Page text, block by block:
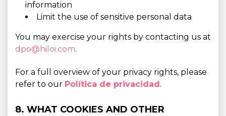
information
Limit the use of sensitive personal data
You may exercise your rights by contacting us at
dpo@hiloi.com.
For a full overview of your privacy rights, please
refer to our Política de privacidad.
8. WHAT COOKIES AND OTHER